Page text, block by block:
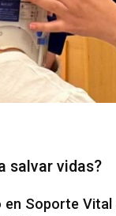
salvar vidas?
Soporte